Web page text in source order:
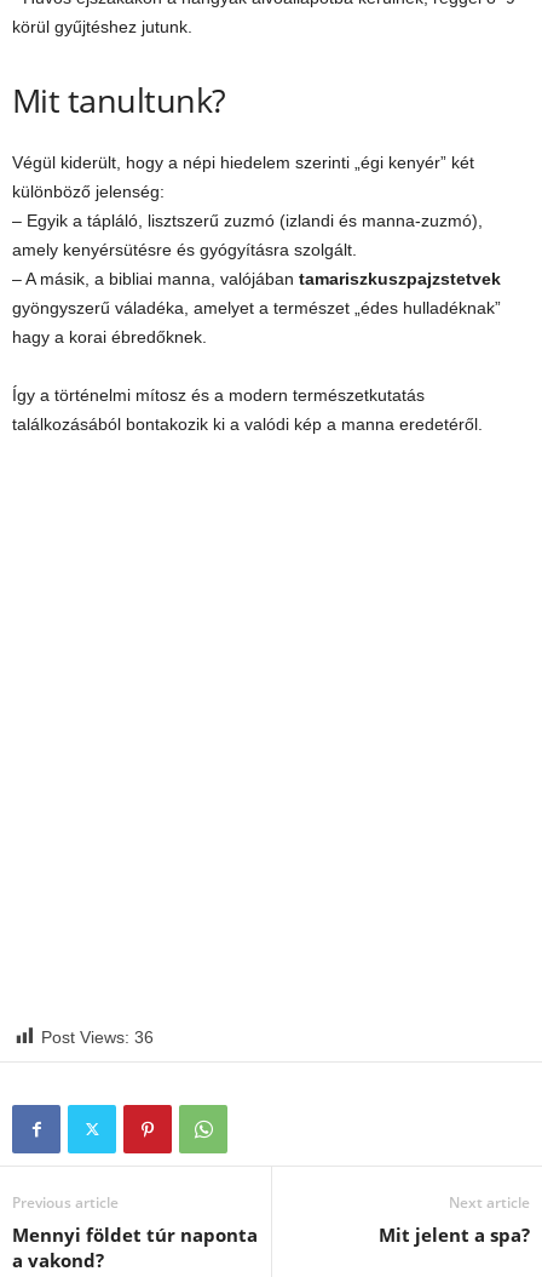
körül gyűjtéshez jutunk.
Mit tanultunk?
Végül kiderült, hogy a népi hiedelem szerinti „égi kenyér” két
különböző jelenség:
– Egyik a tápláló, lisztszerű zuzmó (izlandi és manna-zuzmó),
amely kenyérsütésre és gyógyításra szolgált.
– A másik, a bibliai manna, valójában tamariszkuszpajzstetvek
gyöngyszerű váladéka, amelyet a természet „édes hulladéknak”
hagy a korai ébredőknek.
Így a történelmi mítosz és a modern természetkutatás
találkozásából bontakozik ki a valódi kép a manna eredetéről.
Post Views: 36
Previous article
Mennyi földet túr naponta
a vakond?
Next article
Mit jelent a spa?